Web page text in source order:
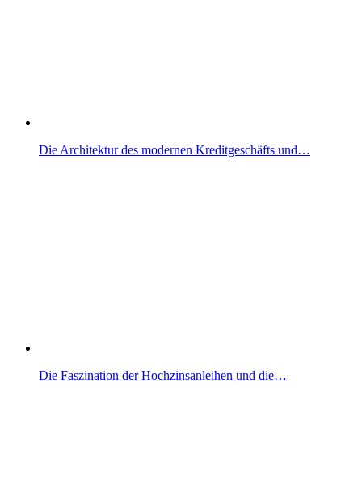
Die Architektur des modernen Kreditgeschäfts und…
Die Faszination der Hochzinsanleihen und die…